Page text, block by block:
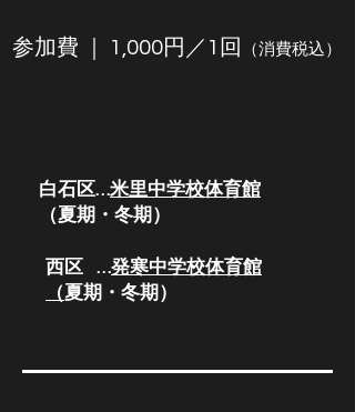
参加費 ｜ 1,000円／1回 （消費税込）
白石区…米里中学校体育館
（夏期・冬期）
西区 …発寒中学校体育館
（夏期・冬期）